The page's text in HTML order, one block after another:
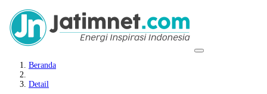
Beranda
Detail